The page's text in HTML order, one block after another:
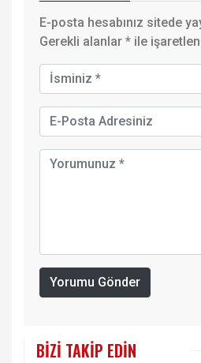
E-posta hesabınız sitede
Gerekli alanlar * ile
Yorumu Gönder
BIZI TAKIP EDIN